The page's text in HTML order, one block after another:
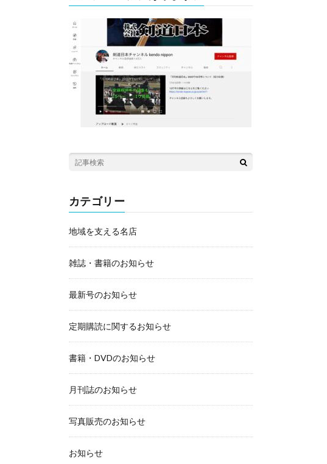
カテゴリー
地域を支える名店
雑誌・書籍のお知らせ
最新号のお知らせ
定期購読に関するお知らせ
書籍・DVDのお知らせ
月刊誌のお知らせ
写真販売のお知らせ
お知らせ